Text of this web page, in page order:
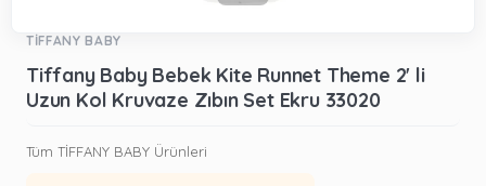
TİFFANY BABY
Tiffany Baby Bebek Kite Runnet Theme 2' li
Uzun Kol Kruvaze Zıbın Set Ekru 33020
Tüm TİFFANY BABY Ürünleri